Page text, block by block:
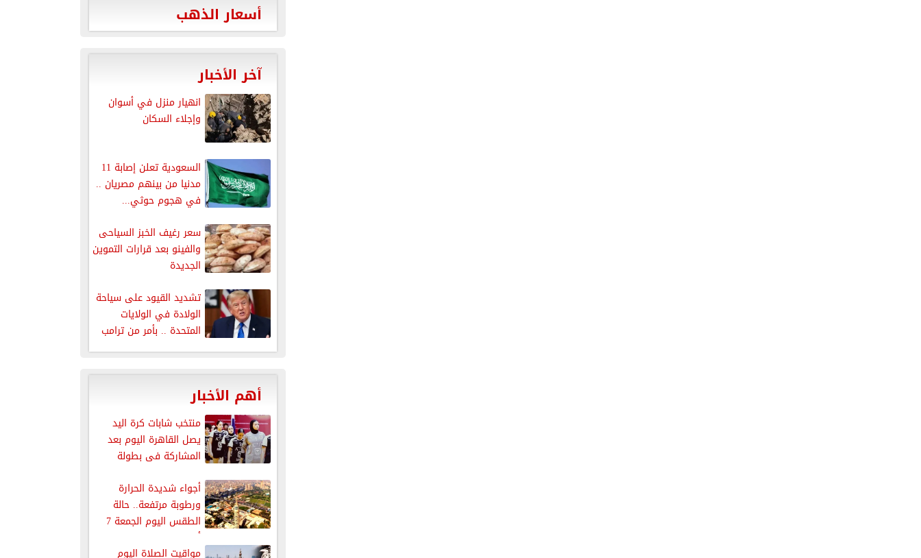
أسعار الذهب
آخر الأخبار
انهيار منزل في أسوان
وإجلاء السكان
السعودية تعلن إصابة 11
مدنيا من بينهم مصريان ..
في هجوم حوثي...
سعر رغيف الخبز السياحى
والفينو بعد قرارات التموين
الجديدة
تشديد القيود على سياحة
الولادة في الولايات
المتحدة .. بأمر من ترامب
أهم الأخبار
منتخب شابات كرة اليد
يصل القاهرة اليوم بعد
المشاركة فى بطولة
أجواء شديدة الحرارة
ورطوبة مرتفعة.. حالة
الطقس اليوم الجمعة 7
أغسطس 2026
مواقيت الصلاة اليوم